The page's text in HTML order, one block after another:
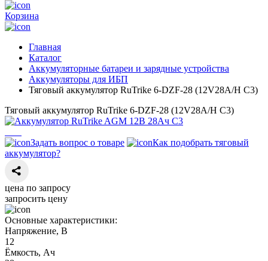
Корзина
Главная
Каталог
Аккумуляторные батареи и зарядные устройства
Аккумуляторы для ИБП
Тяговый аккумулятор RuTrike 6-DZF-28 (12V28A/H C3)
Тяговый аккумулятор RuTrike 6-DZF-28 (12V28A/H C3)
Задать вопрос о товаре
Как подобрать тяговый
аккумулятор?
цена по запросу
запросить цену
Основные характеристики:
Напряжение, В
12
Ёмкость, Ач